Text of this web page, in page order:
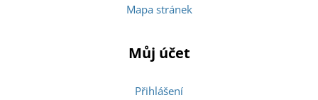
Mapa stránek
Můj účet
Přihlášení